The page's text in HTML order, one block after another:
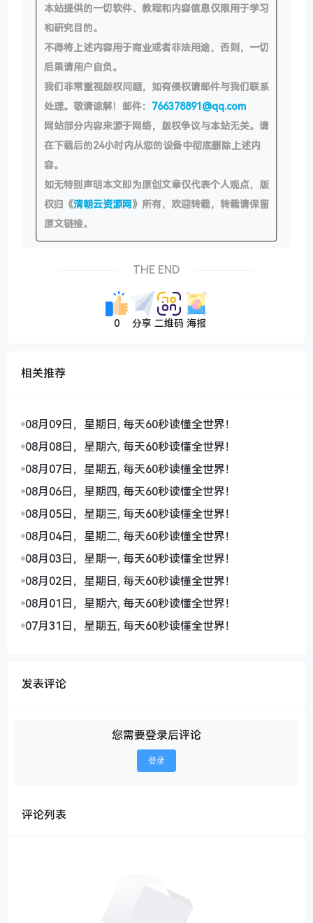
本站提供的一切软件、教程和内容信息仅限用于学习
和研究目的。
不得将上述内容用于商业或者非法用途，否则，一切
后果请用户自负。
我们非常重视版权问题，如有侵权请邮件与我们联系
处理。敬请谅解！邮件： 766378891@qq.com
网站部分内容来源于网络，版权争议与本站无关。请
在下载后的24小时内从您的设备中彻底删除上述内
容。
如无特别声明本文即为原创文章仅代表个人观点，版
权归《清朝云资源网》所有，欢迎转载，转载请保留
原文链接。
THE END
0 分享 二维码 海报
相关推荐
08月09日，星期日, 每天60秒读懂全世界！
08月08日，星期六, 每天60秒读懂全世界！
08月07日，星期五, 每天60秒读懂全世界！
08月06日，星期四, 每天60秒读懂全世界！
08月05日，星期三, 每天60秒读懂全世界！
08月04日，星期二, 每天60秒读懂全世界！
08月03日，星期一, 每天60秒读懂全世界！
08月02日，星期日, 每天60秒读懂全世界！
08月01日，星期六, 每天60秒读懂全世界！
07月31日，星期五, 每天60秒读懂全世界！
发表评论
您需要登录后评论
登录
评论列表